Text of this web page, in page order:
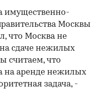
имущественно-
Москвы
что Москва не
сдаче нежилых
считаем, что
на аренде нежилых
задача, -